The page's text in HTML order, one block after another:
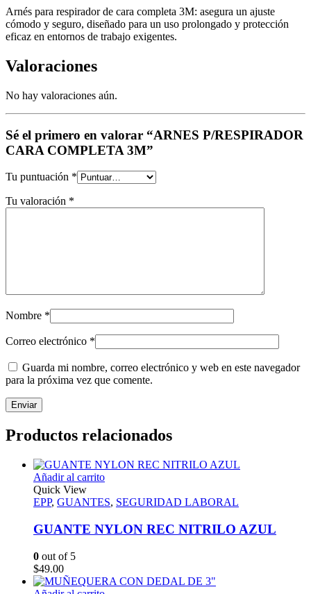
Arnés para respirador de cara completa 3M: asegura un ajuste
cómodo y seguro, diseñado para un uso prolongado y protección
eficaz en entornos de trabajo exigentes.
Valoraciones
No hay valoraciones aún.
Sé el primero en valorar “ARNES P/RESPIRADOR
CARA COMPLETA 3M”
Tu puntuación *
Tu valoración *
Nombre *
Correo electrónico *
Guarda mi nombre, correo electrónico y web en este navegador
para la próxima vez que comente.
Productos relacionados
Añadir al carrito
Quick View
EPP, GUANTES, SEGURIDAD LABORAL
GUANTE NYLON REC NITRILO AZUL
0 out of 5
$49.00